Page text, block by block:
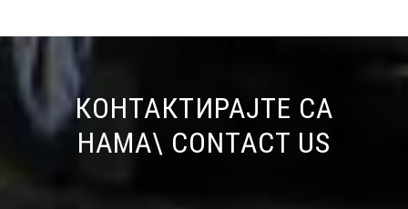
КОНТАКТИРАЈТЕ СА
НАМА\ CONTACT US